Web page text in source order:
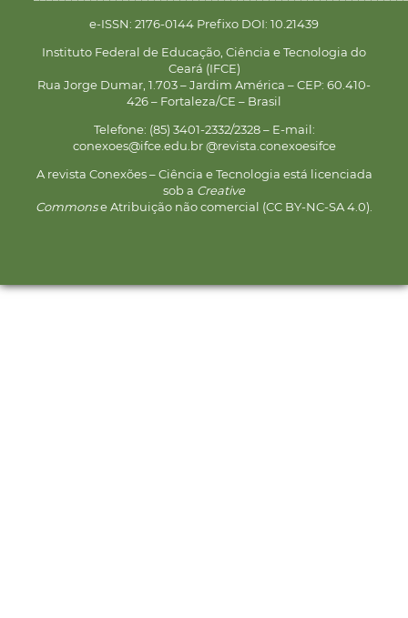
e-ISSN: 2176-0144 Prefixo DOI: 10.21439
Instituto Federal de Educação, Ciência e Tecnologia do
Ceará (IFCE)
Rua Jorge Dumar, 1.703 – Jardim América – CEP: 60.410-
426 – Fortaleza/CE – Brasil
Telefone: (85) 3401-2332/2328 – E-mail:
conexoes@ifce.edu.br @revista.conexoesifce
A revista Conexões – Ciência e Tecnologia está licenciada
sob a Creative
Commonse Atribuição não comercial (CC BY-NC-SA 4.0).